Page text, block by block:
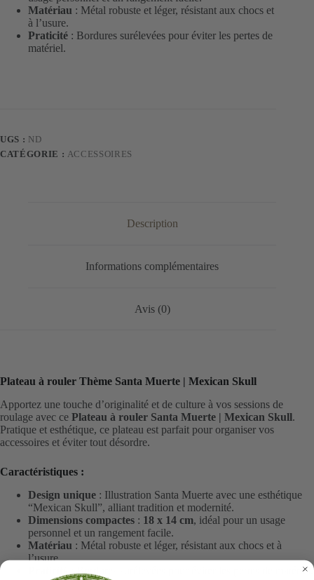
Matériau : Métal robuste et léger, résistant aux chocs et
à l’usure.
Praticité : Bordures surélevées pour éviter les pertes de
matériel.
UGS : ND
CATÉGORIE : ACCESSOIRES
Description
Informations complémentaires
Avis (0)
Plateau à rouler Thème Santa Muerte | Mexican Skull
Apportez une touche d’originalité et de culture à vos sessions de
roulage avec ce Plateau à rouler Santa Muerte | Mexican Skull.
Pratique et esthétique, ce plateau est parfait pour organiser vos
accessoires et éviter tout désordre.
Caractéristiques :
Design unique : Illustration Santa Muerte avec une esthétique
“Mexican Skull”, alliant tradition et modernité.
Dimensions compactes : 18 x 14 cm, idéal pour un usage
personnel et un rangement facile.
Matériau : Métal robuste et léger, résistant aux chocs et à
l’usure.
: Bordures surélevées pour éviter les pertes de matériel.